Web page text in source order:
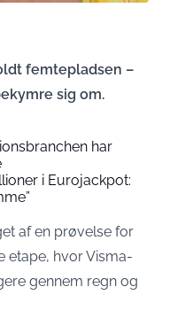
femtepladsen –
sig om.
har
i Eurojackpot:
af en prøvelse for
etape, hvor Visma-
gennem regn og